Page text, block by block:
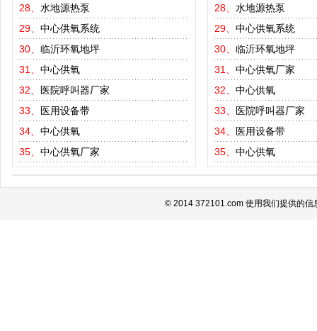
28、 水地源热泵
29、 中心供氧系统
30、 临沂环氧地坪
31、 中心供氧
32、
医院呼叫器厂家
33、
医用设备带
34、 中心供氧
35、 中心供氧厂家
28、 水地源热泵
29、 中心供氧系统
30、 临沂环氧地坪
31、 中心供氧厂家
32、 中心供氧
33、
医院呼叫器厂家
34、
医用设备带
35、 中心供氧
© 2014 372101.com 使用我们提供的信